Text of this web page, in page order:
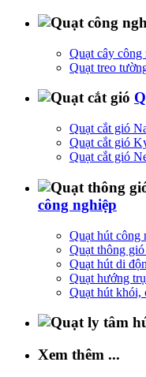
Quạt cây công
Quạt treo
Quạt cắt gió
Quạt cắt gió
Quạt cắt gió
công nghiệp
Quạt hút công
Quạt thông
Quạt hút di
Quạt hướng
Quạt hút khói,
Xem thêm ...